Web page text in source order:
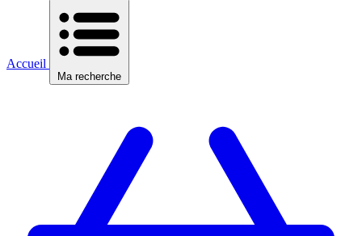
Accueil
Ma recherche